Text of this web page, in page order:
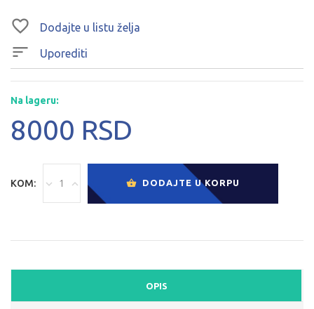
Dodajte u listu želja
Uporediti
Na lageru:
8000 RSD
KOM: DODAJTE U KORPU
OPIS